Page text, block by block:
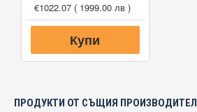
€1022.07 ( 1999.00 лв )
Купи
ПРОДУКТИ ОТ СЪЩИЯ ПРОИЗВОДИТЕЛ